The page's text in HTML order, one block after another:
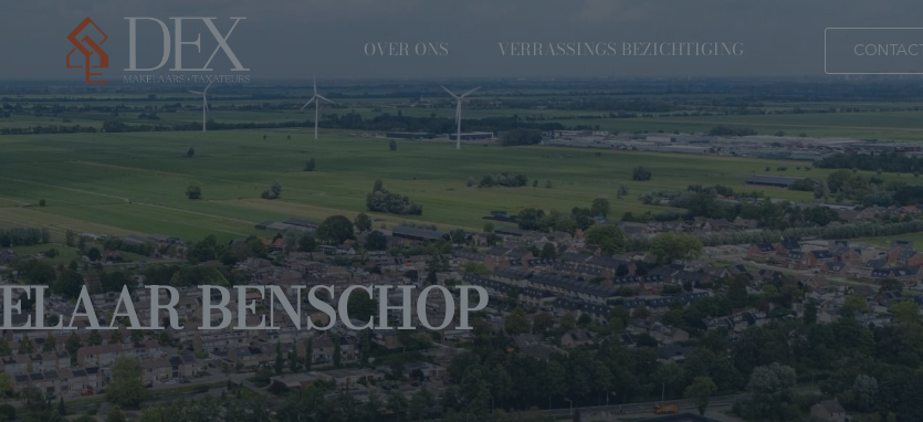
OVER ONS VERRASSINGS BEZICHTIGING
BENSCHOP